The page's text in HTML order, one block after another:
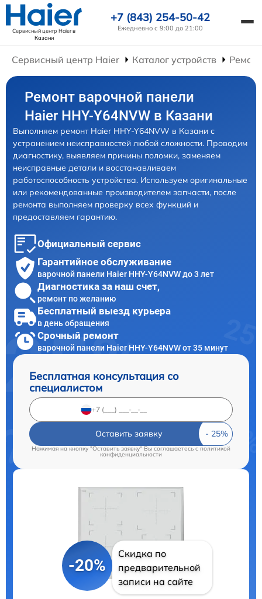
Сервисный центр Haierв
Казани
+7 (843) 254-50-42
Ежедневно с 9:00 до 21:00
Сервисный центр Haier Каталог устройств
Ремонт варочной панели
Haier HHY-Y64NVW в Казани
Выполняем ремонт Haier HHY-Y64NVW в Казани с
устранением неисправностей любой сложности. Проводим
диагностику, выявляем причины поломки, заменяем
неисправные детали и восстанавливаем
работоспособность устройства. Используем оригинальные
или рекомендованные производителем запчасти, после
ремонта выполняем проверку всех функций и
предоставляем гарантию.
Официальный сервис
Гарантийное обслуживание
варочной панели Haier HHY-Y64NVW до 3 лет
Диагностика за наш счет,
ремонт по желанию
Бесплатный выезд курьера
в день обращения
Срочный ремонт
варочной панели Haier HHY-Y64NVW от 35 минут
Бесплатная консультация со
специалистом
Оставить заявку
Нажимая на кнопку "Оставить заявку" Вы соглашаетесь cполитикой
конфиденциальности
-20%
Скидка по
предварительной
записи на сайте